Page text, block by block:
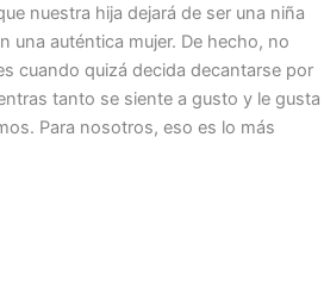
nuestra hija dejará de ser una niña
una auténtica mujer. De hecho, no
cuando quizá decida decantarse por
tanto se siente a gusto y le gusta
Para nosotros, eso es lo más